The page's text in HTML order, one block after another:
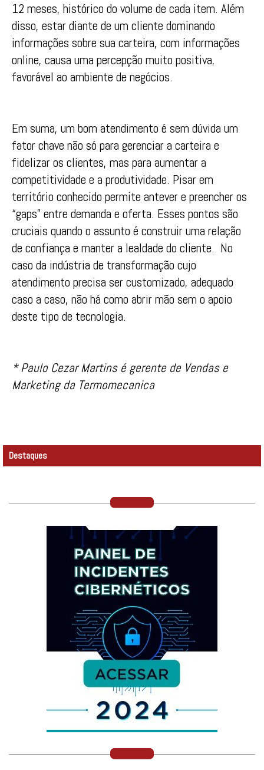
12 meses, histórico do volume de cada item. Além
disso, estar diante de um cliente dominando
informações sobre sua carteira, com informações
online, causa uma percepção muito positiva,
favorável ao ambiente de negócios.
Em suma, um bom atendimento é sem dúvida um
fator chave não só para gerenciar a carteira e
fidelizar os clientes, mas para aumentar a
competitividade e a produtividade. Pisar em
território conhecido permite antever e preencher os
“gaps” entre demanda e oferta. Esses pontos são
cruciais quando o assunto é construir uma relação
de confiança e manter a lealdade do cliente. No
caso da indústria de transformação cujo
atendimento precisa ser customizado, adequado
caso a caso, não há como abrir mão sem o apoio
deste tipo de tecnologia.
* Paulo Cezar Martins é gerente de Vendas e
Marketing da Termomecanica
Destaques